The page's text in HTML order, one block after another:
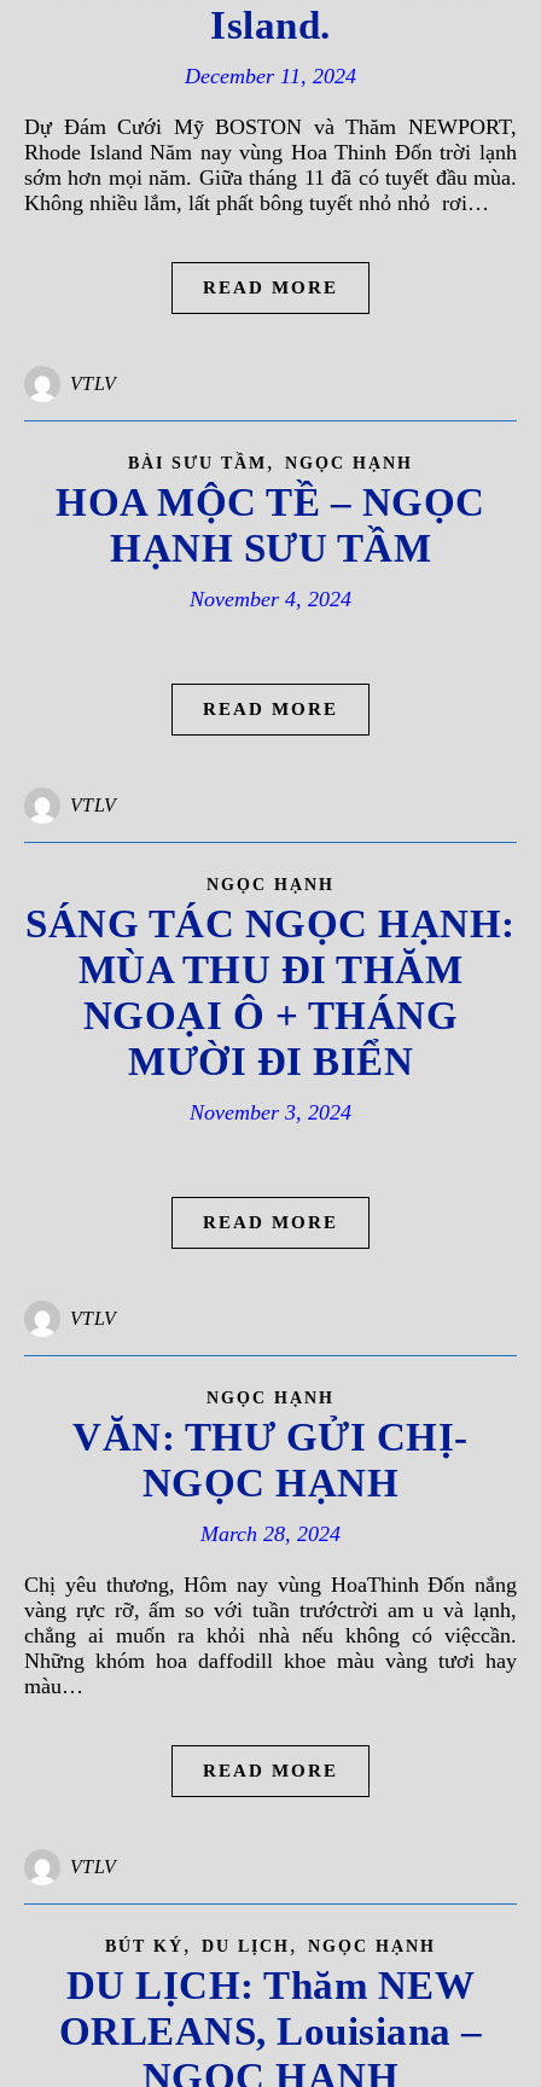
Island.
December 11, 2024
Dự Đám Cưới Mỹ BOSTON và Thăm NEWPORT,
Rhode Island Năm nay vùng Hoa Thinh Đốn trời lạnh
sớm hơn mọi năm. Giữa tháng 11 đã có tuyết đầu mùa.
Không nhiều lắm, lất phất bông tuyết nhỏ nhỏ rơi…
READ MORE
VTLV
BÀI SƯU TẦM , NGỌC HẠNH
HOA MỘC TỀ – NGỌC
HẠNH SƯU TẦM
November 4, 2024
READ MORE
VTLV
NGỌC HẠNH
SÁNG TÁC NGỌC HẠNH:
MÙA THU ĐI THĂM
NGOẠI Ô + THÁNG
MƯỜI ĐI BIỂN
November 3, 2024
READ MORE
VTLV
NGỌC HẠNH
VĂN: THƯ GỬI CHỊ-
NGỌC HẠNH
March 28, 2024
Chị yêu thương, Hôm nay vùng HoaThinh Đốn nắng
vàng rực rỡ, ấm so với tuần trướctrời am u và lạnh,
chẳng ai muốn ra khỏi nhà nếu không có việccần.
Những khóm hoa daffodill khoe màu vàng tươi hay
màu…
READ MORE
VTLV
BÚT KÝ , DU LỊCH , NGỌC HẠNH
DU LỊCH: Thăm NEW
ORLEANS, Louisiana –
NGỌC HẠNH